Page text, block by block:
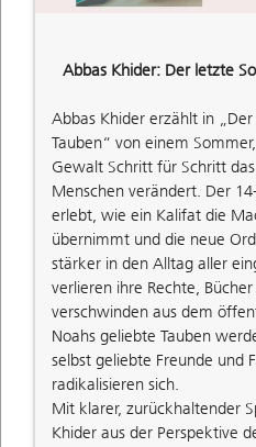
Abbas Khider: Der letzte
Abbas Khider erzählt in
Tauben“ von einem
Gewalt Schritt für Schritt
Menschen verändert. Der
erlebt, wie ein Kalifat die
übernimmt und die neue
stärker in den Alltag aller
verlieren ihre Rechte,
verschwinden aus dem
Noahs geliebte Tauben
selbst geliebte Freunde und
radikalisieren sich.
Mit klarer, zurückhaltender
Khider aus der Perspektive